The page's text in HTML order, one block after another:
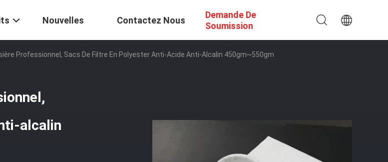
Nouvelles Contactez Nous
Demande De
Soumission
Professionnel, Sacs De Filtre En Polyester Anti-Acide Anti-Alcalin 450gm~550gm
alcalin